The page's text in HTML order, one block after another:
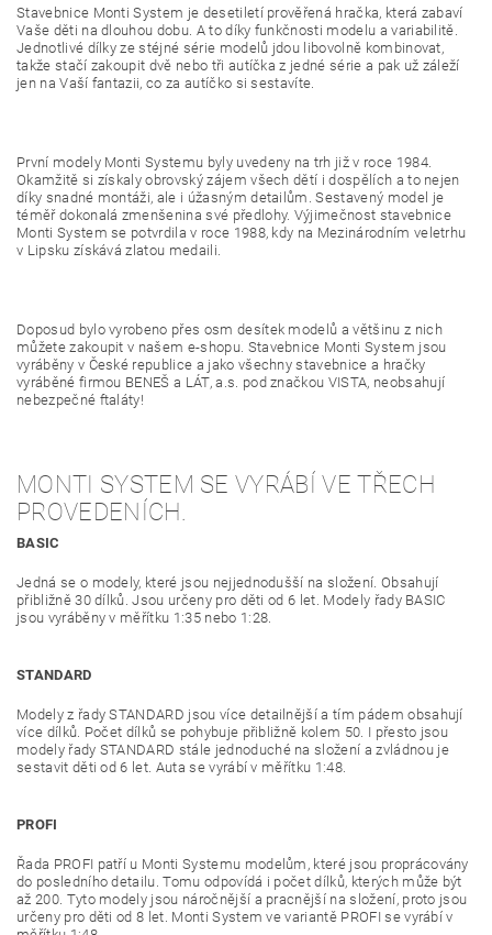
Stavebnice Monti System je desetiletí prověřená hračka, která zabaví
Vaše děti na dlouhou dobu. A to díky funkčnosti modelu a variabilitě.
Jednotlivé dílky ze stéjné série modelů jdou libovolně kombinovat,
takže stačí zakoupit dvě nebo tři autíčka z jedné série a pak už záleží
jen na Vaší fantazii, co za autíčko si sestavíte.
První modely Monti Systemu byly uvedeny na trh již v roce 1984.
Okamžitě si získaly obrovský zájem všech dětí i dospělích a to nejen
díky snadné montáži, ale i úžasným detailům. Sestavený model je
téměř dokonalá zmenšenina své předlohy. Výjimečnost stavebnice
Monti System se potvrdila v roce 1988, kdy na Mezinárodním veletrhu
v Lipsku získává zlatou medaili.
Doposud bylo vyrobeno přes osm desítek modelů a většinu z nich
můžete zakoupit v našem e-shopu. Stavebnice Monti System jsou
vyráběny v České republice a jako všechny stavebnice a hračky
vyráběné firmou BENEŠ a LÁT, a.s. pod značkou VISTA, neobsahují
nebezpečné ftaláty!
MONTI SYSTEM SE VYRÁBÍ VE TŘECH
PROVEDENÍCH.
BASIC
Jedná se o modely, které jsou nejjednodušší na složení. Obsahují
přibližně 30 dílků. Jsou určeny pro děti od 6 let. Modely řady BASIC
jsou vyráběny v měřítku 1:35 nebo 1:28.
STANDARD
Modely z řady STANDARD jsou více detailnější a tím pádem obsahují
více dílků. Počet dílků se pohybuje přibližně kolem 50. I přesto jsou
modely řady STANDARD stále jednoduché na složení a zvládnou je
sestavit děti od 6 let. Auta se vyrábí v měřítku 1:48.
PROFI
Řada PROFI patří u Monti Systemu modelům, které jsou proprácovány
do posledního detailu. Tomu odpovídá i počet dílků, kterých může být
až 200. Tyto modely jsou náročnější a pracnější na složení, proto jsou
určeny pro děti od 8 let. Monti System ve variantě PROFI se vyrábí v